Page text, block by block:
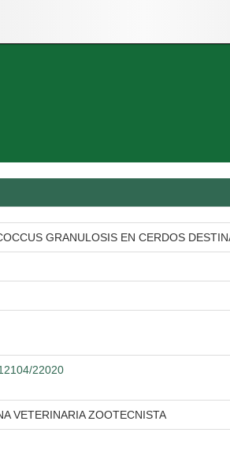
GRANULOSIS EN CERDOS
22020
VETERINARIA ZOOTECNISTA